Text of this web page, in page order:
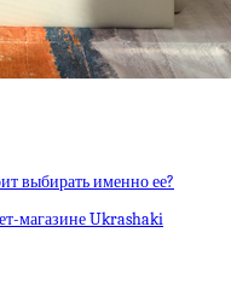
выбирать именно ее?
магазине Ukrashaki